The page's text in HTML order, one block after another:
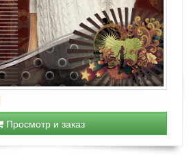
Просмотр и заказ